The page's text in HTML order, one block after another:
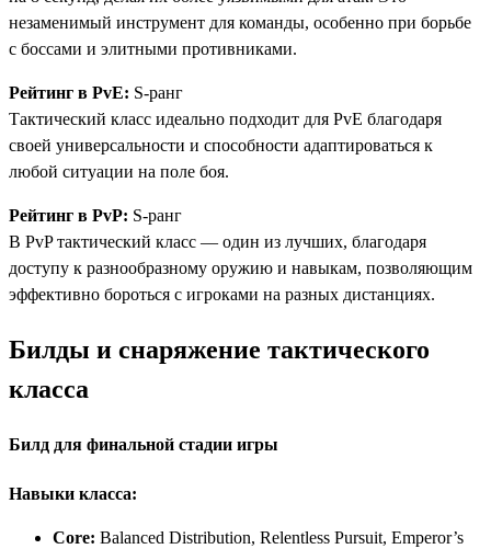
незаменимый инструмент для команды, особенно при борьбе
с боссами и элитными противниками.
Рейтинг в PvE: S-ранг
Тактический класс идеально подходит для PvE благодаря
своей универсальности и способности адаптироваться к
любой ситуации на поле боя.
Рейтинг в PvP: S-ранг
В PvP тактический класс — один из лучших, благодаря
доступу к разнообразному оружию и навыкам, позволяющим
эффективно бороться с игроками на разных дистанциях.
Билды и снаряжение тактического
класса
Билд для финальной стадии игры
Навыки класса:
Core: Balanced Distribution, Relentless Pursuit, Emperor’s